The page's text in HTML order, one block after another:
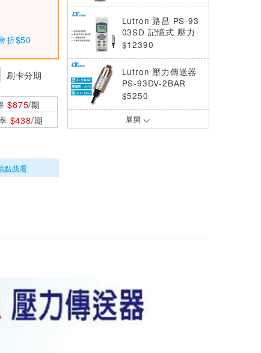
折$50
刷卡分期
$875/期
$438/期
點我看
Lutron 路昌 PS-93
03SD 記憶式 壓力
計
$12390
Lutron 壓力傳送器
PS-93DV-2BAR
$5250
Lutron 壓力傳送器
PS-93MA-20BAR
PS-93MA-5BAR
$5250
展開